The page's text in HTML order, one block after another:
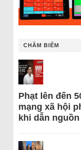
CHÂM BIẾM
Phạt lên đến
mạng xã hội
khi dẫn